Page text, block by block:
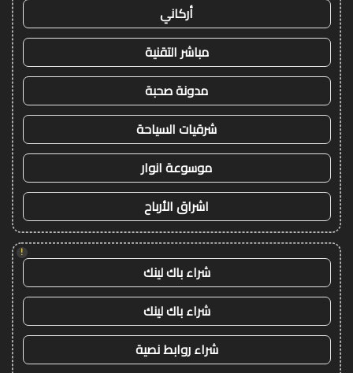
أركاني
مباشر التقنية
مدونة صحبة
شرقيات السياحة
موسوعة انوار
اشراق الأرباح
!
شراء باك لينك
شراء باك لينك
شراء روابط نصية